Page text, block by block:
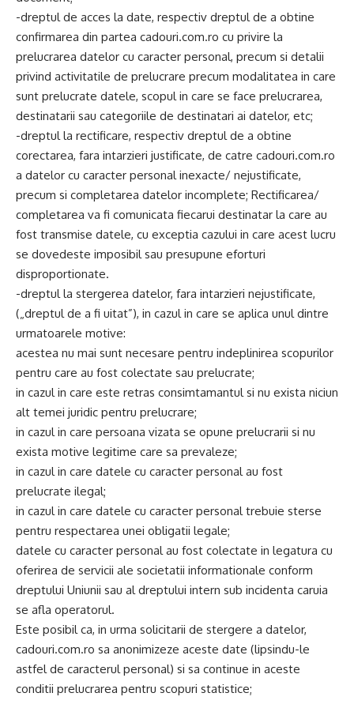
-dreptul de acces la date, respectiv dreptul de a obtine
confirmarea din partea cadouri.com.ro cu privire la
prelucrarea datelor cu caracter personal, precum si detalii
privind activitatile de prelucrare precum modalitatea in care
sunt prelucrate datele, scopul in care se face prelucrarea,
destinatarii sau categoriile de destinatari ai datelor, etc;
-dreptul la rectificare, respectiv dreptul de a obtine
corectarea, fara intarzieri justificate, de catre cadouri.com.ro
a datelor cu caracter personal inexacte/ nejustificate,
precum si completarea datelor incomplete; Rectificarea/
completarea va fi comunicata fiecarui destinatar la care au
fost transmise datele, cu exceptia cazului in care acest lucru
se dovedeste imposibil sau presupune eforturi
disproportionate.
-dreptul la stergerea datelor, fara intarzieri nejustificate,
(„dreptul de a fi uitat”), in cazul in care se aplica unul dintre
urmatoarele motive:
acestea nu mai sunt necesare pentru indeplinirea scopurilor
pentru care au fost colectate sau prelucrate;
in cazul in care este retras consimtamantul si nu exista niciun
alt temei juridic pentru prelucrare;
in cazul in care persoana vizata se opune prelucrarii si nu
exista motive legitime care sa prevaleze;
in cazul in care datele cu caracter personal au fost
prelucrate ilegal;
in cazul in care datele cu caracter personal trebuie sterse
pentru respectarea unei obligatii legale;
datele cu caracter personal au fost colectate in legatura cu
oferirea de servicii ale societatii informationale conform
dreptului Uniunii sau al dreptului intern sub incidenta caruia
se afla operatorul.
Este posibil ca, in urma solicitarii de stergere a datelor,
cadouri.com.ro sa anonimizeze aceste date (lipsindu-le
astfel de caracterul personal) si sa continue in aceste
conditii prelucrarea pentru scopuri statistice;